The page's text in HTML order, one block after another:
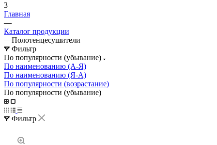
3
Главная
—
Каталог продукции
—Полотенцесушители
Фильтр
По популярности (убывание)
По наименованию (А-Я)
По наименованию (Я-А)
По популярности (возрастание)
По популярности (убывание)
Фильтр